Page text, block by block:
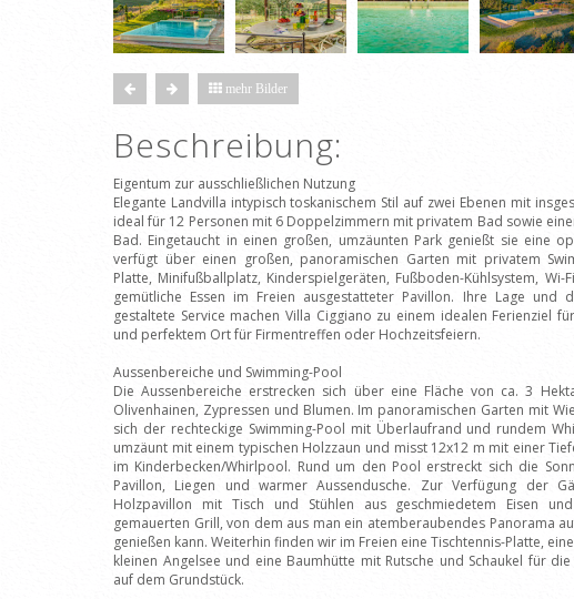
mehr Bilder
Beschreibung:
Eigentum zur ausschließlichen Nutzung
Elegante Landvilla intypisch toskanischem Stil auf zwei Ebenen mit
ideal für 12 Personen mit 6 Doppelzimmern mit privatem Bad sowie
Bad. Eingetaucht in einen großen, umzäunten Park genießt sie eine
verfügt über einen großen, panoramischen Garten mit privatem
Platte, Minifußballplatz, Kinderspielgeräten, Fußboden-Kühlsystem,
gemütliche Essen im Freien ausgestatteter Pavillon. Ihre Lage und
gestaltete Service machen Villa Ciggiano zu einem idealen Ferienziel
und perfektem Ort für Firmentreffen oder Hochzeitsfeiern.
Aussenbereiche und Swimming-Pool
Die Aussenbereiche erstrecken sich über eine Fläche von ca. 3
Olivenhainen, Zypressen und Blumen. Im panoramischen Garten mit
sich der rechteckige Swimming-Pool mit Überlaufrand und rundem
umzäunt mit einem typischen Holzzaun und misst 12x12 m mit einer
im Kinderbecken/Whirlpool. Rund um den Pool erstreckt sich die
Pavillon, Liegen und warmer Aussendusche. Zur Verfügung der
Holzpavillon mit Tisch und Stühlen aus geschmiedetem Eisen
gemauerten Grill, von dem aus man ein atemberaubendes Panorama
genießen kann. Weiterhin finden wir im Freien eine Tischtennis-Platte,
kleinen Angelsee und eine Baumhütte mit Rutsche und Schaukel für
auf dem Grundstück.